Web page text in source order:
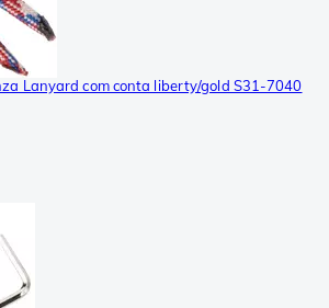
Lanyard com conta liberty/gold S31-7040